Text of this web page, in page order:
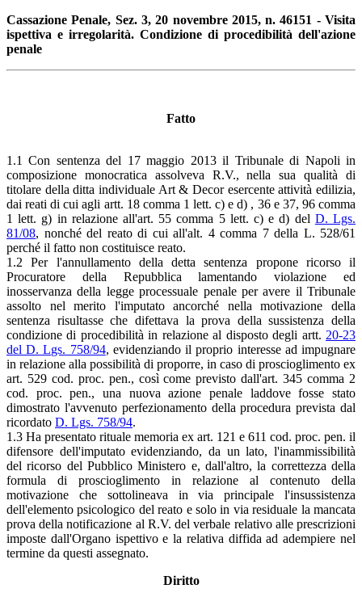
Cassazione Penale, Sez. 3, 20 novembre 2015, n. 46151 - Visita
ispettiva e irregolarità. Condizione di procedibilità dell'azione
penale
Fatto
1.1 Con sentenza del 17 maggio 2013 il Tribunale di Napoli in
composizione monocratica assolveva R.V., nella sua qualità di
titolare della ditta individuale Art & Decor esercente attività edilizia,
dai reati di cui agli artt. 18 comma 1 lett. c) e d) , 36 e 37, 96 comma
1 lett. g) in relazione all'art. 55 comma 5 lett. c) e d) del D. Lgs.
81/08, nonché del reato di cui all'alt. 4 comma 7 della L. 528/61
perché il fatto non costituisce reato.
1.2 Per l'annullamento della detta sentenza propone ricorso il
Procuratore della Repubblica lamentando violazione ed
inosservanza della legge processuale penale per avere il Tribunale
assolto nel merito l'imputato ancorché nella motivazione della
sentenza risultasse che difettava la prova della sussistenza della
condizione di procedibilità in relazione al disposto degli artt. 20-23
del D. Lgs. 758/94, evidenziando il proprio interesse ad impugnare
in relazione alla possibilità di proporre, in caso di proscioglimento ex
art. 529 cod. proc. pen., così come previsto dall'art. 345 comma 2
cod. proc. pen., una nuova azione penale laddove fosse stato
dimostrato l'avvenuto perfezionamento della procedura prevista dal
ricordato D. Lgs. 758/94.
1.3 Ha presentato rituale memoria ex art. 121 e 611 cod. proc. pen. il
difensore dell'imputato evidenziando, da un lato, l'inammissibilità
del ricorso del Pubblico Ministero e, dall'altro, la correttezza della
formula di proscioglimento in relazione al contenuto della
motivazione che sottolineava in via principale l'insussistenza
dell'elemento psicologico del reato e solo in via residuale la mancata
prova della notificazione al R.V. del verbale relativo alle prescrizioni
imposte dall'Organo ispettivo e la relativa diffida ad adempiere nel
termine da questi assegnato.
Diritto